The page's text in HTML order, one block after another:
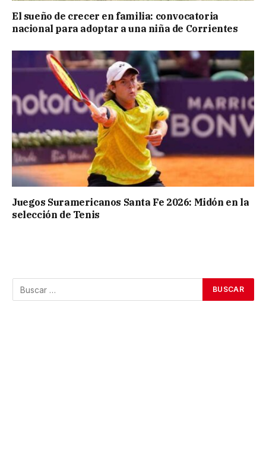
El sueño de crecer en familia: convocatoria
nacional para adoptar a una niña de Corrientes
Juegos Suramericanos Santa Fe 2026: Midón en la
selección de Tenis